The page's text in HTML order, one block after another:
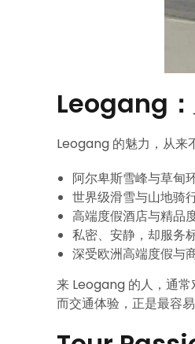
Leogang：
Leogang 的魅力，从来
阿尔卑斯雪峰与草甸
世界级滑雪与山地骑
高端度假酒店与精品
私密、安静，却服务
深受欧洲高端度假与
来 Leogang 的人，通常
而交通体验，正是最容